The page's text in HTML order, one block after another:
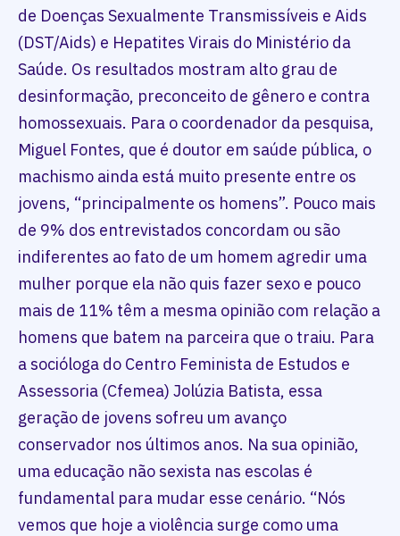
de Doenças Sexualmente Transmissíveis e Aids
(DST/Aids) e Hepatites Virais do Ministério da
Saúde. Os resultados mostram alto grau de
desinformação, preconceito de gênero e contra
homossexuais. Para o coordenador da pesquisa,
Miguel Fontes, que é doutor em saúde pública, o
machismo ainda está muito presente entre os
jovens, “principalmente os homens”. Pouco mais
de 9% dos entrevistados concordam ou são
indiferentes ao fato de um homem agredir uma
mulher porque ela não quis fazer sexo e pouco
mais de 11% têm a mesma opinião com relação a
homens que batem na parceira que o traiu. Para
a socióloga do Centro Feminista de Estudos e
Assessoria (Cfemea) Jolúzia Batista, essa
geração de jovens sofreu um avanço
conservador nos últimos anos. Na sua opinião,
uma educação não sexista nas escolas é
fundamental para mudar esse cenário. “Nós
vemos que hoje a violência surge como uma